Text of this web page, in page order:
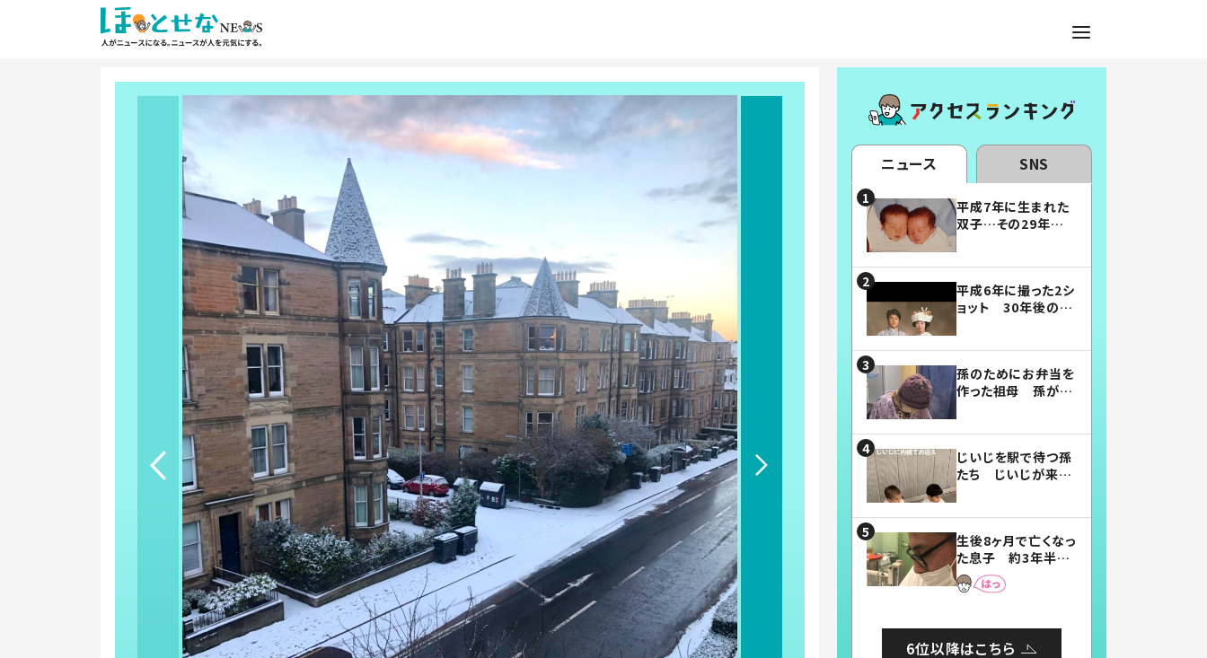
ニュース SNS
平成7年に生まれた
双子…その29年後
平成6年に撮った2シ
ョット 30年後の姿
孫のためにお弁当を
作った祖母 孫が絶
じいじを駅で待つ孫
たち じいじが来た
まらない」「幸せにな
れる」
生後8ヶ月で亡くなっ
た息子 約3年半
後、当時の妻の日記
に書いてあった本音
6位以降はこちら